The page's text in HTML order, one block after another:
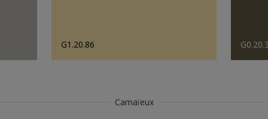
G1.20.86
Camaïeux